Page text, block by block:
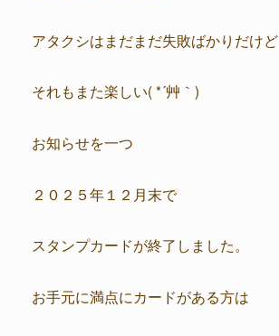
アタクシはまだまだ失敗ばかりだけど
それもまた楽しい( *´艸｀)
お知らせを一つ
２０２５年１２月末で
スタンプカードが終了しました。
お手元に満点にカードがある方は